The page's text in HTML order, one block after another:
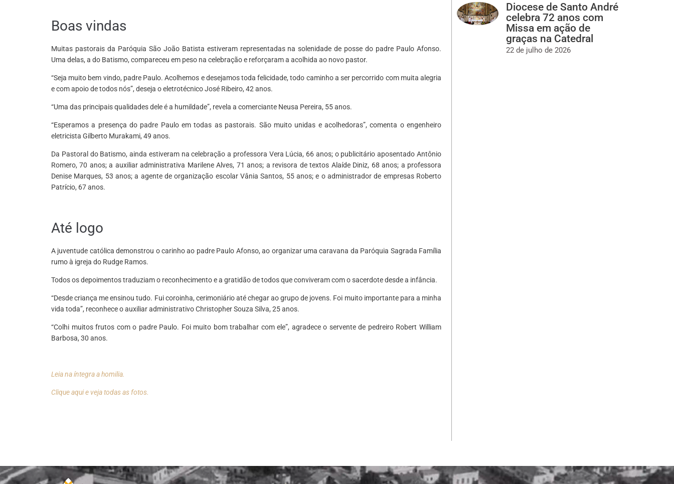
Boas vindas
Muitas pastorais da Paróquia São João Batista estiveram representadas na solenidade de posse do padre Paulo Afonso.
Uma delas, a do Batismo, compareceu em peso na celebração e reforçaram a acolhida ao novo pastor.
“Seja muito bem vindo, padre Paulo. Acolhemos e desejamos toda felicidade, todo caminho a ser percorrido com muita alegria
e com apoio de todos nós”, deseja o eletrotécnico José Ribeiro, 42 anos.
“Uma das principais qualidades dele é a humildade”, revela a comerciante Neusa Pereira, 55 anos.
“Esperamos a presença do padre Paulo em todas as pastorais. São muito unidas e acolhedoras”, comenta o engenheiro
eletricista Gilberto Murakami, 49 anos.
Da Pastoral do Batismo, ainda estiveram na celebração a professora Vera Lúcia, 66 anos; o publicitário aposentado Antônio
Romero, 70 anos; a auxiliar administrativa Marilene Alves, 71 anos; a revisora de textos Alaíde Diniz, 68 anos; a professora
Denise Marques, 53 anos; a agente de organização escolar Vânia Santos, 55 anos; e o administrador de empresas Roberto
Patrício, 67 anos.
Até logo
A juventude católica demonstrou o carinho ao padre Paulo Afonso, ao organizar uma caravana da Paróquia Sagrada Família
rumo à igreja do Rudge Ramos.
Todos os depoimentos traduziam o reconhecimento e a gratidão de todos que conviveram com o sacerdote desde a infância.
“Desde criança me ensinou tudo. Fui coroinha, cerimoniário até chegar ao grupo de jovens. Foi muito importante para a minha
vida toda”, reconhece o auxiliar administrativo Christopher Souza Silva, 25 anos.
“Colhi muitos frutos com o padre Paulo. Foi muito bom trabalhar com ele”, agradece o servente de pedreiro Robert William
Barbosa, 30 anos.
Leia na íntegra a homilia.
Clique aqui e veja todas as fotos.
Diocese de Santo André
celebra 72 anos com
Missa em ação de
graças na Catedral
22 de julho de 2026